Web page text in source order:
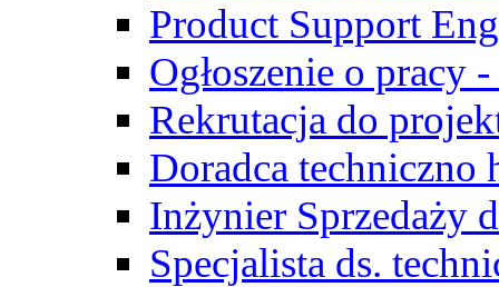
Product Support
Ogłoszenie o pracy
Rekrutacja do
Doradca techniczno
Inżynier Sprzedaży
Specjalista ds.